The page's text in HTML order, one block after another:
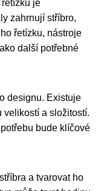
je
zahrnují stříbro,
řetízku, nástroje
další potřebné
designu. Existuje
velikostí a složitostí.
bude klíčové
a tvarovat ho